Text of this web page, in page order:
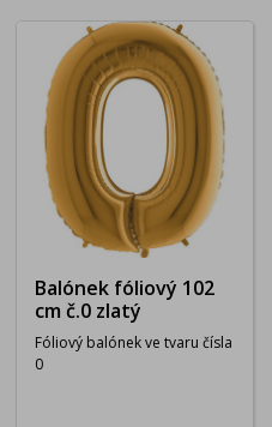
Balónek fóliový 102
cm č.0 zlatý
Fóliový balónek ve tvaru čísla
0